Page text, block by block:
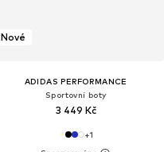
Nové
ADIDAS PERFORMANCE
Sportovní boty
3 449 Kč
+1